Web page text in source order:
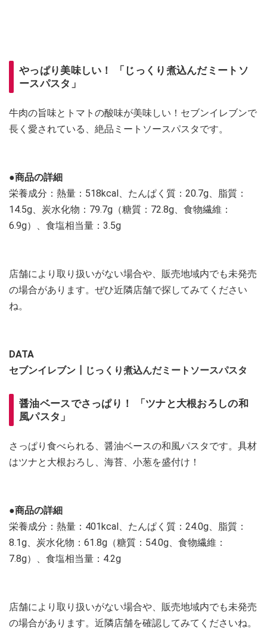
やっぱり美味しい！ 「じっくり煮込んだミートソ
ースパスタ」
牛肉の旨味とトマトの酸味が美味しい！セブンイレブンで
長く愛されている、絶品ミートソースパスタです。
●商品の詳細
栄養成分：熱量：518kcal、たんぱく質：20.7g、脂質：
14.5g、炭水化物：79.7g（糖質：72.8g、食物繊維：
6.9g）、食塩相当量：3.5g
店舗により取り扱いがない場合や、販売地域内でも未発売
の場合があります。ぜひ近隣店舗で探してみてください
ね。
DATA
セブンイレブン┃じっくり煮込んだミートソースパスタ
醤油ベースでさっぱり！ 「ツナと大根おろしの和
風パスタ」
さっぱり食べられる、醤油ベースの和風パスタです。具材
はツナと大根おろし、海苔、小葱を盛付け！
●商品の詳細
栄養成分：熱量：401kcal、たんぱく質：24.0g、脂質：
8.1g、炭水化物：61.8g（糖質：54.0g、食物繊維：
7.8g）、食塩相当量：4.2g
店舗により取り扱いがない場合や、販売地域内でも未発売
の場合があります。近隣店舗を確認してみてくださいね。